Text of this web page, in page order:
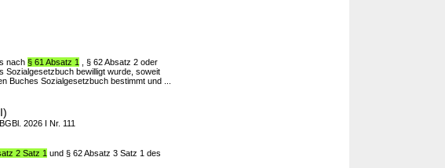
nach § 61 Absatz 1
, § 62 Absatz 2 oder
Sozialgesetzbuch bewilligt wurde, soweit
Buches Sozialgesetzbuch bestimmt und ...
2026 I Nr. 111
2 Satz 1 und § 62 Absatz 3 Satz 1 des